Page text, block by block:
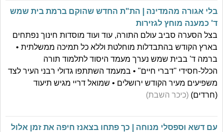
בלי אגורה מהמדינה | הת"ת החדש שהוקם ברמת בית שמש
ד' כמענה מוחץ לגזירות
בצל הסערה סביב עולם התורה, עוד ועוד מוסדות חינוך נפתחים
בארץ הקודש בהתבדלות מוחלטת וללא כל תמיכה ממשלתית •
ברמה ד' בבית שמש נערך מעמד היסוד לתלמוד תורה
הכלל-חסידי "דברי חיים" • במעמד השתתפו גדולי רבני העיר לצד
משפיעים מעיר הקודש ירושלים • שמואל דריי מגיש תיעוד
(חרדים) (כיכר השבת)
עם דשא וספסלי מנוחה | כך פתחו בצאנז חיפה את זמן אלול